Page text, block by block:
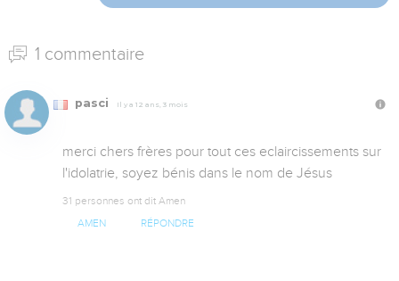
1 commentaire
pasci Il y a 12 ans, 3 mois
merci chers frères pour tout ces eclaircissements sur
l'idolatrie, soyez bénis dans le nom de Jésus
31 personnes ont dit Amen
AMEN RÉPONDRE